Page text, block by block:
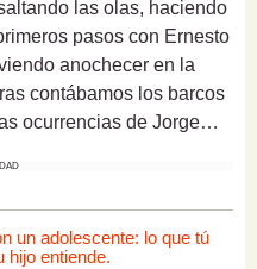
las olas, haciendo
pasos con Ernesto
anochecer en la
contábamos los barcos
ocurrencias de Jorge…
un adolescente: lo que tú
hijo entiende.